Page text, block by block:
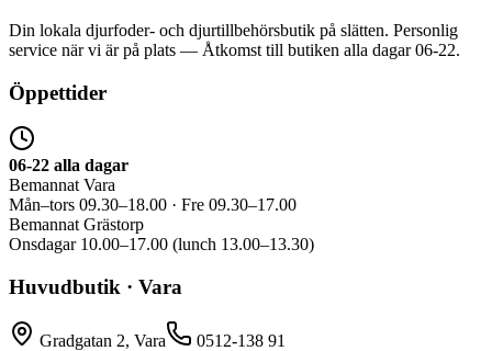
Din lokala djurfoder- och djurtillbehörsbutik på slätten. Personlig
service när vi är på plats — Åtkomst till butiken alla dagar 06-22.
Öppettider
06-22 alla dagar
Bemannat Vara
Mån–tors 09.30–18.00 · Fre 09.30–17.00
Bemannat Grästorp
Onsdagar 10.00–17.00 (lunch 13.00–13.30)
Huvudbutik · Vara
Gradgatan 2, Vara 0512-138 91